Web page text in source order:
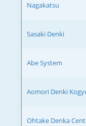
Nagakatsu
Sasaki Denki
Abe System
Aomori Denki
Ohtake Denka